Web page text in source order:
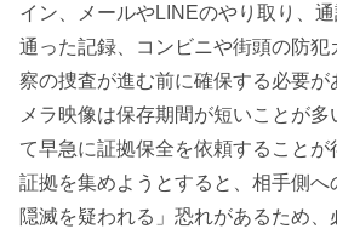
イン、メールやLINEのやり取り、
通った記録、コンビニや街頭の防犯
察の捜査が進む前に確保する必要が
メラ映像は保存期間が短いことが
て早急に証拠保全を依頼すること
証拠を集めようとすると、相手側
隠滅を疑われる」恐れがあるため、